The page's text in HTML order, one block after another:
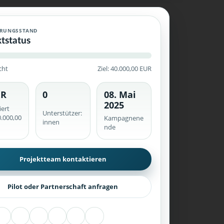
Kampagne mit historischem Finanzierungsstand,
werden serverseitig geprüft.
Ziel: 40.000,00 EUR
0
Unterstützer:
innen
08. Mai
2025
Kampagnene
nde
Projektteam kontaktieren
Pilot oder Partnerschaft anfragen